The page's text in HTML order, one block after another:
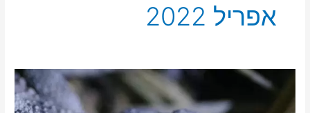
אפריל 2022
בקשקשאים
(לטאות